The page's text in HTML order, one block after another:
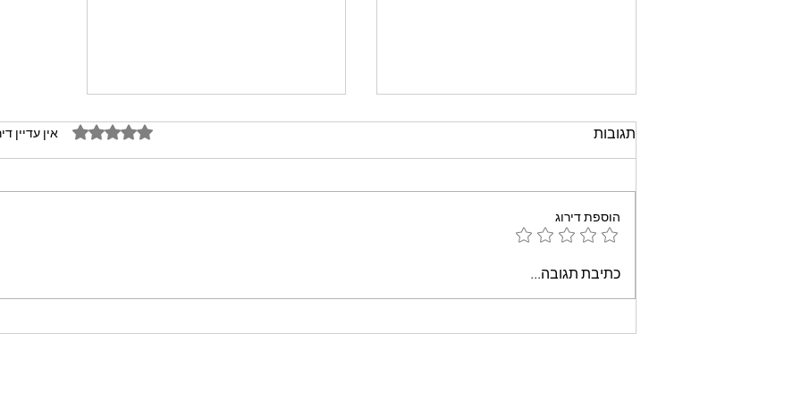
עוגת שוקולד קלה וממכרת
תגובות דירוג של 0 מתוך 5 כוכבים אין עדיין
הוספת דירוג
כתיבת תגובה...